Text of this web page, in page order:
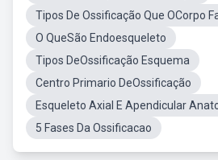
Tipos De Ossificação Que OCorpo
O QueSão Endoesqueleto
Tipos DeOssificação Esquema
Centro Primario DeOssificação
Esqueleto Axial E Apendicular
5 Fases Da Ossificacao